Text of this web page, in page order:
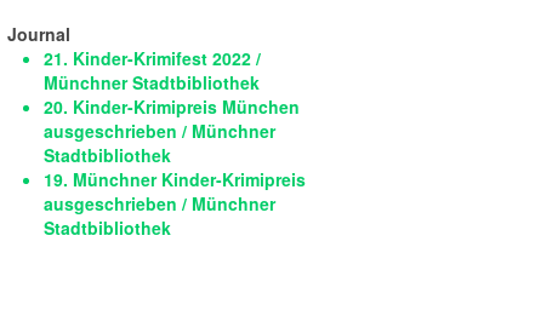
Journal
21. Kinder-Krimifest 2022 /
Münchner Stadtbibliothek
20. Kinder-Krimipreis München
ausgeschrieben / Münchner
Stadtbibliothek
19. Münchner Kinder-Krimipreis
ausgeschrieben / Münchner
Stadtbibliothek